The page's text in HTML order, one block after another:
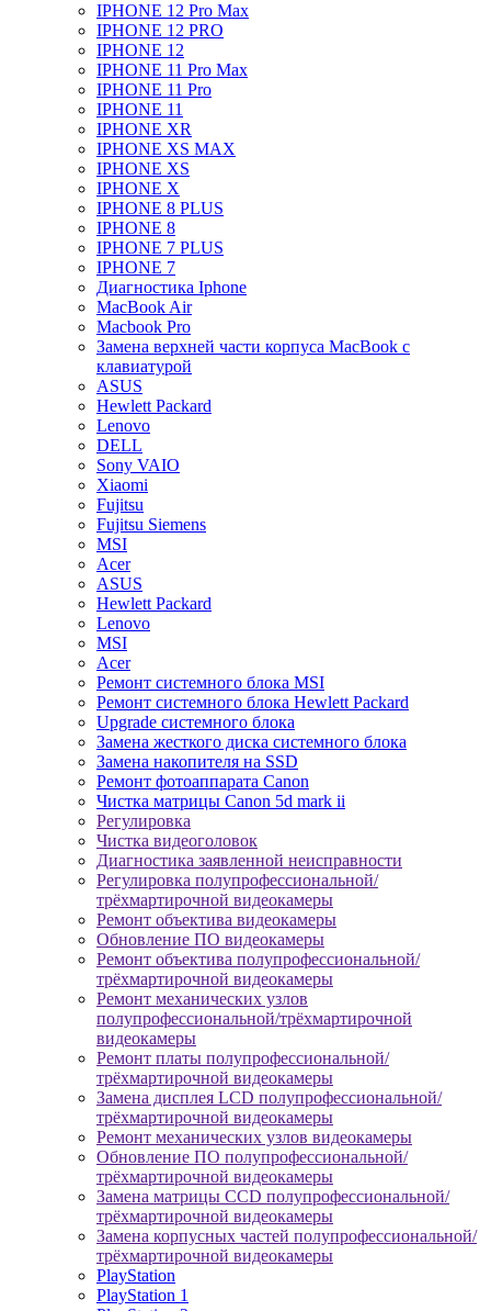
IPHONE 12 Pro Max
IPHONE 12 PRO
IPHONE 12
IPHONE 11 Pro Max
IPHONE 11 Pro
IPHONE 11
IPHONE XR
IPHONE XS MAX
IPHONE XS
IPHONE X
IPHONE 8 PLUS
IPHONE 8
IPHONE 7 PLUS
IPHONE 7
Диагностика Iphone
MacBook Air
Macbook Pro
Замена верхней части корпуса MacBook с
клавиатурой
ASUS
Hewlett Packard
Lenovo
DELL
Sony VAIO
Xiaomi
Fujitsu
Fujitsu Siemens
MSI
Acer
ASUS
Hewlett Packard
Lenovo
MSI
Acer
Ремонт системного блока MSI
Ремонт системного блока Hewlett Packard
Upgrade системного блока
Замена жесткого диска системного блока
Замена накопителя на SSD
Ремонт фотоаппарата Canon
Чистка матрицы Canon 5d mark ii
Регулировка
Чистка видеоголовок
Диагностика заявленной неисправности
Регулировка полупрофессиональной/
трёхмартирочной видеокамеры
Ремонт объектива видеокамеры
Обновление ПО видеокамеры
Ремонт объектива полупрофессиональной/
трёхмартирочной видеокамеры
Ремонт механических узлов
полупрофессиональной/трёхмартирочной
видеокамеры
Ремонт платы полупрофессиональной/
трёхмартирочной видеокамеры
Замена дисплея LCD полупрофессиональной/
трёхмартирочной видеокамеры
Ремонт механических узлов видеокамеры
Обновление ПО полупрофессиональной/
трёхмартирочной видеокамеры
Замена матрицы CCD полупрофессиональной/
трёхмартирочной видеокамеры
Замена корпусных частей полупрофессиональной/
трёхмартирочной видеокамеры
PlayStation
PlayStation 1